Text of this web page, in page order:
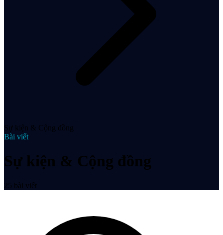
Sự kiện & Cộng đồng
Bài viết
Sự kiện & Cộng đồng
25 bài viết